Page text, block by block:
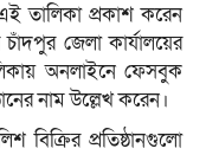
তালিকা প্রকাশ করেন
জেলা কার্যালয়ের
অনলাইনে ফেসবুক
নাম উল্লেখ করেন।
বিক্রির প্রতিষ্ঠানগুলো